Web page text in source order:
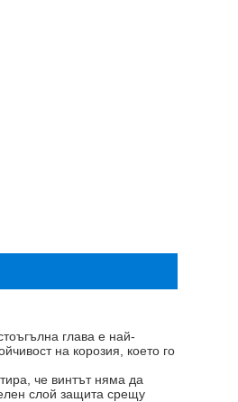
глава е най-
на корозия, което го
че винтът няма да
слой защита срещу